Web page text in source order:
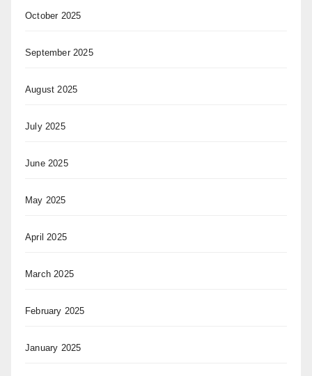
October 2025
September 2025
August 2025
July 2025
June 2025
May 2025
April 2025
March 2025
February 2025
January 2025